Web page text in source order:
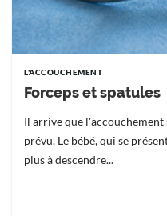
L'ACCOUCHEMENT
Forceps et spatules
Il arrive que
prévu. Le bébé, qui se
plus à descendre...